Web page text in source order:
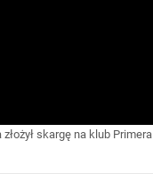
skargę na klub